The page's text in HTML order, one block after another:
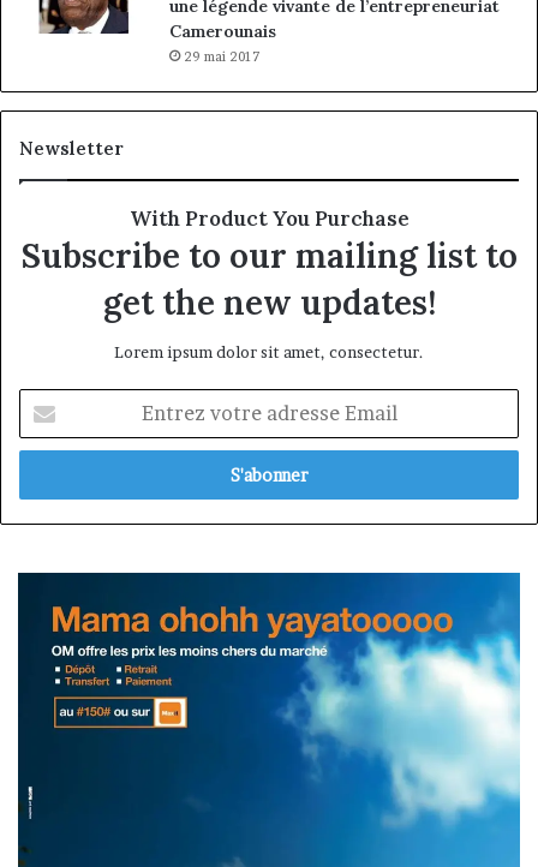
une légende vivante de l’entrepreneuriat
Camerounais
29 mai 2017
Newsletter
With Product You Purchase
Subscribe to our mailing list to
get the new updates!
Lorem ipsum dolor sit amet, consectetur.
votre
adresse